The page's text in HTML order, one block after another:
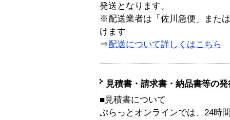
発送となります。
※配送業者は「佐川急便」また
けます
⇒配送について詳しくはこちら
見積書・請求書・納品書等の
■見積書について
ぷらっとオンラインでは、24時